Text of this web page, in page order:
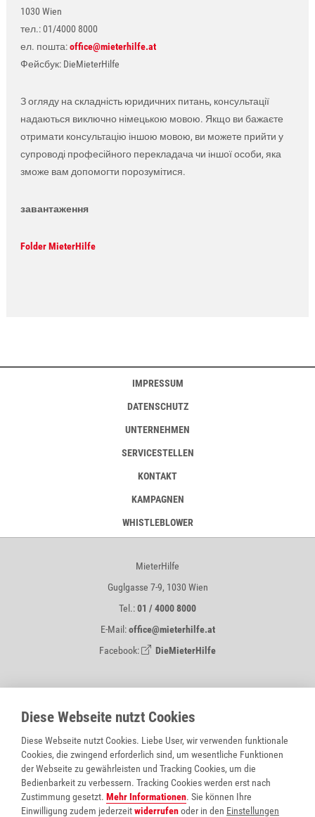
1030 Wien
тел.: 01/4000 8000
ел. пошта:office@mieterhilfe.at
Фейсбук: DieMieterHilfe
З огляду на складність юридичних питань, консультації
надаються виключно німецькою мовою. Якщо ви бажаєте
отримати консультацію іншою мовою, ви можете прийти у
супроводі професійного перекладача чи іншої особи, яка
зможе вам допомогти порозумітися.
завантаження
Folder MieterHilfe
IMPRESSUM
DATENSCHUTZ
UNTERNEHMEN
SERVICESTELLEN
KONTAKT
KAMPAGNEN
WHISTLEBLOWER
MieterHilfe
Guglgasse 7-9, 1030 Wien
Tel.:01 / 4000 8000
E-Mail:office@mieterhilfe.at
Facebook:
DieMieterHilfe
Diese Webseite nutzt Cookies
Diese Webseite nutzt Cookies. Liebe User, wir verwenden funktionale
Cookies, die zwingend erforderlich sind, um wesentliche Funktionen
der Webseite zu gewährleisten und Tracking Cookies, um die
Bedienbarkeit zu verbessern. Tracking Cookies werden erst nach
Zustimmung gesetzt. Mehr Informationen. Sie können Ihre
Einwilligung zudem jederzeitwiderrufenoder in den Einstellungen